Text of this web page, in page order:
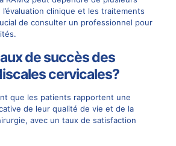
clinique et les traitements
de consulter un professionnel pour
de succès des
cervicales?
que les patients rapportent une
de leur qualité de vie et de la
avec un taux de satisfaction